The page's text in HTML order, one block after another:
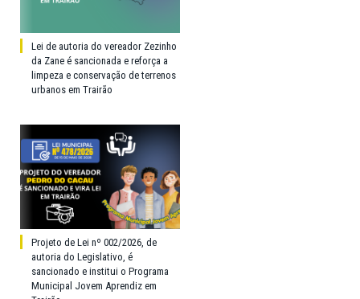
Lei de autoria do vereador Zezinho
da Zane é sancionada e reforça a
limpeza e conservação de terrenos
urbanos em Trairão
Projeto de Lei nº 002/2026, de
autoria do Legislativo, é
sancionado e institui o Programa
Municipal Jovem Aprendiz em